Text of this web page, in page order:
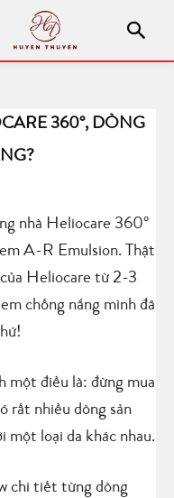
360°, DÒNG
nhà Heliocare 360°
A-R Emulsion. Thật
Heliocare từ 2-3
chống nắng mình đã
một điều là: đừng mua
rất nhiều dòng sản
một loại da khác nhau.
chi tiết từng dòng